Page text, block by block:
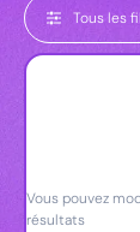
Tous les
Vous pouvez
résultats